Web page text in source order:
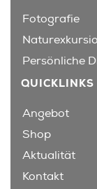
Fotografie
Persönliche
QUICKLINKS
Angebot
Shop
Aktualität
Kontakt